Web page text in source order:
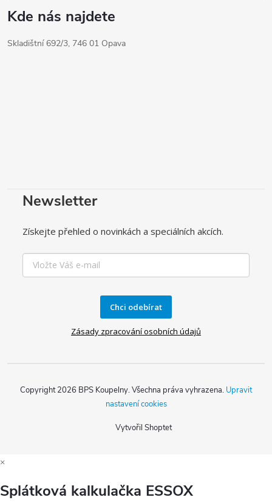
Kde nás najdete
Skladištní 692/3, 746 01 Opava
Newsletter
Získejte přehled o novinkách a speciálních akcích.
Chci odebírat
Zásady zpracování osobních údajů
Vytvořil Shoptet
Copyright 2026 BPS Koupelny. Všechna práva vyhrazena. Upravit
nastavení cookies
×
Splátková kalkulačka ESSOX